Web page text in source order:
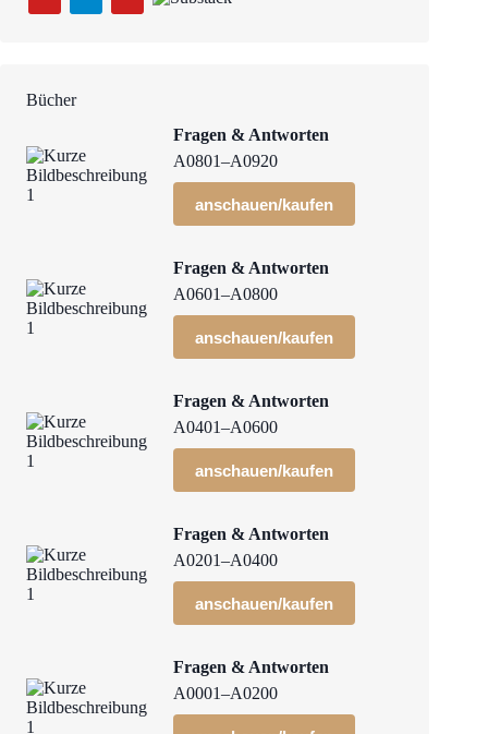
Bücher
Fragen & Antworten
A0801–A0920
anschauen/kaufen
Fragen & Antworten
A0601–A0800
anschauen/kaufen
Fragen & Antworten
A0401–A0600
anschauen/kaufen
Fragen & Antworten
A0201–A0400
anschauen/kaufen
Fragen & Antworten
A0001–A0200